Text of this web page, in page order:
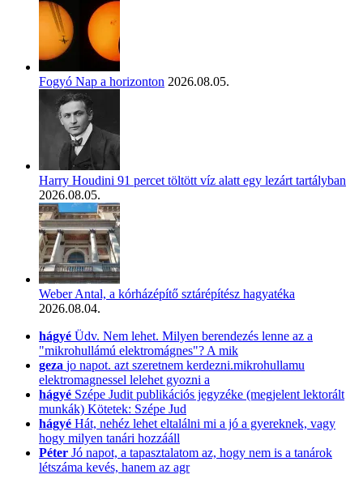
Fogyó Nap a horizonton 2026.08.05.
Harry Houdini 91 percet töltött víz alatt egy lezárt tartályban
2026.08.05.
Weber Antal, a kórházépítő sztárépítész hagyatéka
2026.08.04.
hágyé Üdv. Nem lehet. Milyen berendezés lenne az a
"mikrohullámú elektromágnes"? A mik
geza jo napot. azt szeretnem kerdezni.mikrohullamu
elektromagnessel lelehet gyozni a
hágyé Szépe Judit publikációs jegyzéke (megjelent lektorált
munkák) Kötetek: Szépe Jud
hágyé Hát, nehéz lehet eltalálni mi a jó a gyereknek, vagy
hogy milyen tanári hozzááll
Péter Jó napot, a tapasztalatom az, hogy nem is a tanárok
létszáma kevés, hanem az agr